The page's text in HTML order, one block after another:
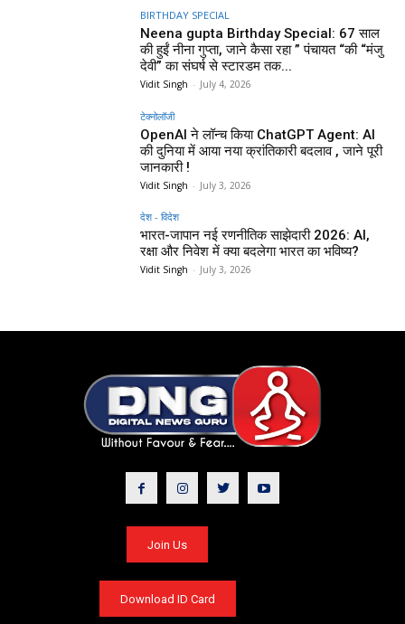
BIRTHDAY SPECIAL
Neena gupta Birthday Special: 67 साल
की हुईं नीना गुप्ता, जाने कैसा रहा ” पंचायत “की “मंजु
देवी” का संघर्ष से स्टारडम तक...
Vidit Singh - July 4, 2026
टेक्नोलॉजी
OpenAI ने लॉन्च किया ChatGPT Agent: AI
की दुनिया में आया नया क्रांतिकारी बदलाव , जाने पूरी
जानकारी !
Vidit Singh - July 3, 2026
देश - विदेश
भारत-जापान नई रणनीतिक साझेदारी 2026: AI,
रक्षा और निवेश में क्या बदलेगा भारत का भविष्य?
Vidit Singh - July 3, 2026
Join Us
Download ID Card